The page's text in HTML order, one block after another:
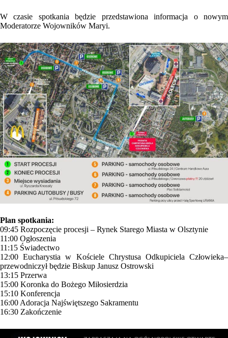
W czasie spotkania będzie przedstawiona informacja o nowym
Moderatorze Wojowników Maryi.
Plan spotkania:
09:45 Rozpoczęcie procesji – Rynek Starego Miasta w Olsztynie
11:00 Ogłoszenia
11:15 Świadectwo
12:00 Eucharystia w Kościele Chrystusa Odkupiciela Człowieka–
przewodniczył będzie Biskup Janusz Ostrowski
13:15 Przerwa
15:00 Koronka do Bożego Miłosierdzia
15:10 Konferencja
16:00 Adoracja Najświętszego Sakramentu
16:30 Zakończenie